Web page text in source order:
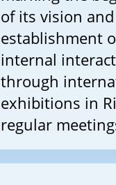
of its vision
establishment
internal
through
exhibitions in
regular